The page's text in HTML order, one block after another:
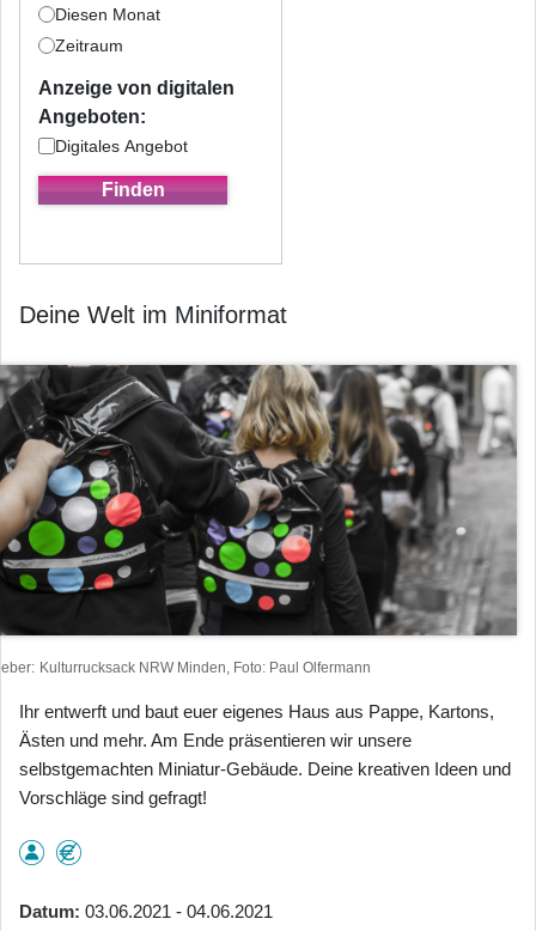
Diesen Monat
Zeitraum
Anzeige von digitalen
Angeboten:
Digitales Angebot
Deine Welt im Miniformat
Kulturrucksack NRW Minden, Foto: Paul Olfermann
Ihr entwerft und baut euer eigenes Haus aus Pappe, Kartons,
Ästen und mehr. Am Ende präsentieren wir unsere
selbstgemachten Miniatur-Gebäude. Deine kreativen Ideen und
Vorschläge sind gefragt!
Datum 03.06.2021 - 04.06.2021